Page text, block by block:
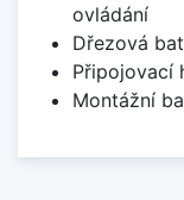
ovládání
Dřezová
Připojovací
Montážní